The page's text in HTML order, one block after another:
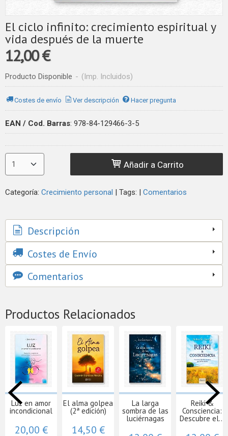
El ciclo infinito: crecimiento espiritual y
vida después de la muerte
12,00 €
Producto Disponible - (Imp. Incluidos)
Costes de envío Ver descripción Hacer pregunta
EAN / Cod. Barras: 978-84-129466-3-5
Añadir a Carrito
Categoría: Crecimiento personal | Tags: | Comentarios
Descripción
Costes de Envío
Comentarios
Productos Relacionados
Luz en amor
incondicional
20,00 €
El alma golpea
(2ª edición)
14,50 €
La larga
sombra de las
luciérnagas
Reiki &
Consciencia:
Descubre el...